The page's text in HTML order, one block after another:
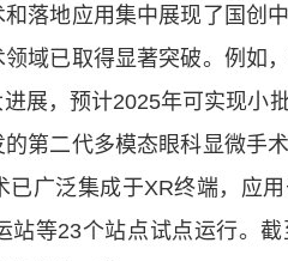
地应用集中展现了国创
域已取得显著突破。例如
展，预计2025年可实现小
第二代多模态眼科显微手
广泛集成于XR终端，应
站等23个站点试点运行。